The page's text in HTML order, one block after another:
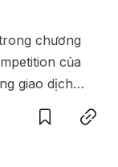
chương
của
giao dịch
SaveCopy link